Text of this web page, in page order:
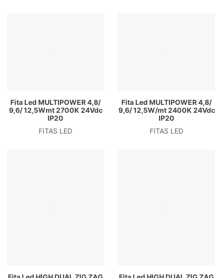
Fita Led MULTIPOWER 4,8/
9,6/ 12,5Wmt 2700K 24Vdc
IP20
FITAS LED
Fita Led MULTIPOWER 4,8/
9,6/ 12,5W/mt 2400K 24Vdc
IP20
FITAS LED